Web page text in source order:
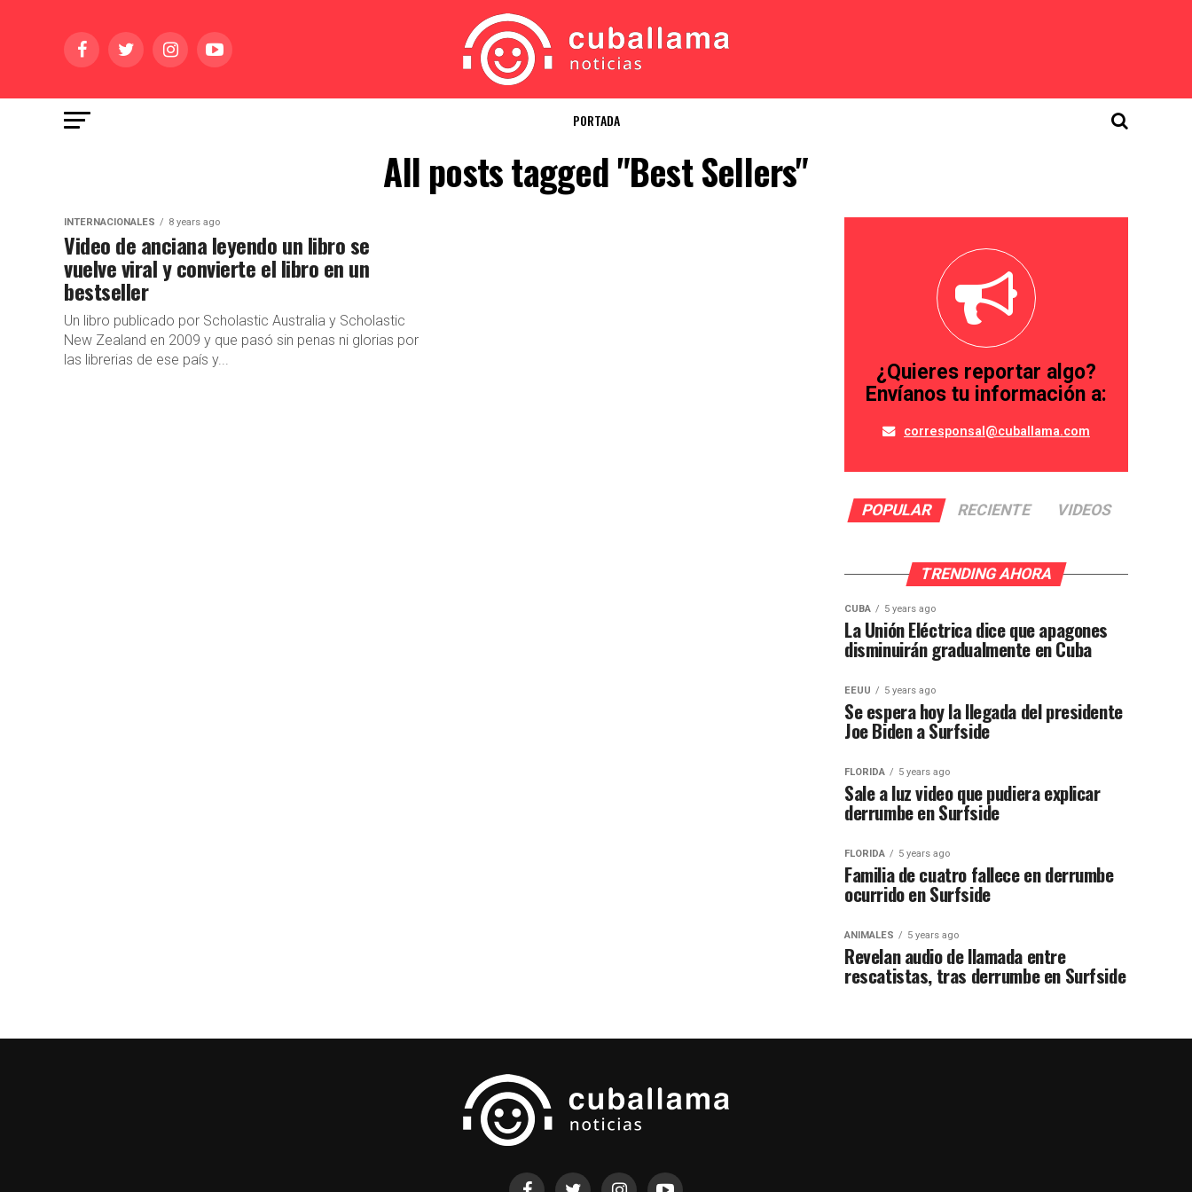
PORTADA
All posts tagged "Best Sellers"
INTERNACIONALES 8 years ago
Video de anciana leyendo un libro se
vuelve viral y convierte el libro en un
bestseller
Un libro publicado por Scholastic Australia y Scholastic
New Zealand en 2009 y que pasó sin penas ni glorias por
las librerias de ese país y...
¿Quieres reportar algo?
Envíanos tu información a:
corresponsal@cuballama.com
POPULAR RECIENTE VIDEOS
TRENDING AHORA
CUBA 5 years ago
La Unión Eléctrica dice que apagones
disminuirán gradualmente en Cuba
EEUU 5 years ago
Se espera hoy la llegada del presidente
Joe Biden a Surfside
FLORIDA 5 years ago
Sale a luz video que pudiera explicar
derrumbe en Surfside
FLORIDA 5 years ago
Familia de cuatro fallece en derrumbe
ocurrido en Surfside
ANIMALES 5 years ago
Revelan audio de llamada entre
rescatistas, tras derrumbe en Surfside